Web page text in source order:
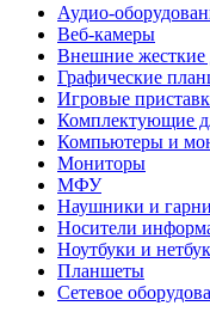
Аудио-
Веб-камеры
Внешние жесткие
Графические
Игровые
Комплектующие
Компьютеры и
Мониторы
МФУ
Наушники и
Носители
Ноутбуки и
Планшеты
Сетевое